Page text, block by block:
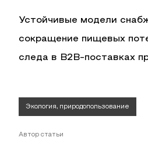
Устойчивые модели
сокращение пищевых
следа в B2B-поставках
Экология, природопользование
Автор статьи